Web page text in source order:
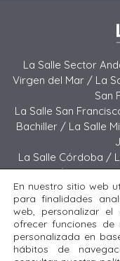
La Salle Sector
Virgen del Mar / La
San
La Salle San
Bachiller / La Salle
La Salle Córdoba /
Pastor /La Salle
(Jerez) /
La Salle Buen
La Salle San
En nuestro sitio web
para finalidades
web, personalizar el
ofrecer funciones
personalizada en
hábitos de